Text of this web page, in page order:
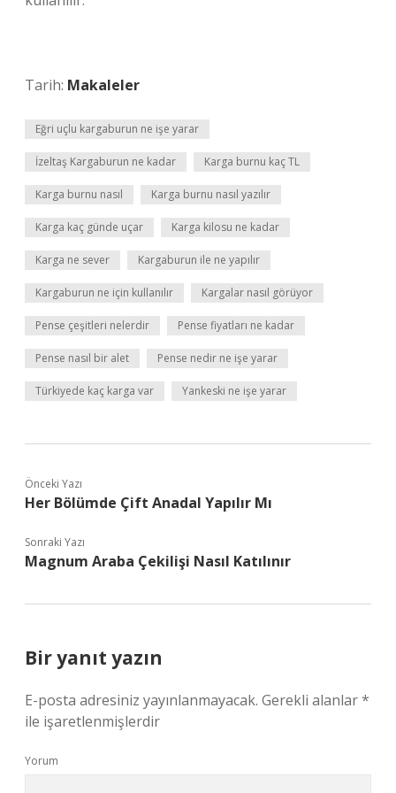
Tarih: Makaleler
Eğri uçlu kargaburun ne işe yarar
İzeltaş Kargaburun ne kadar Karga burnu kaç TL
Karga burnu nasıl Karga burnu nasıl yazılır
Karga kaç günde uçar Karga kilosu ne kadar
Karga ne sever Kargaburun ile ne yapılır
Kargaburun ne için kullanılır Kargalar nasıl görüyor
Pense çeşitleri nelerdir Pense fiyatları ne kadar
Pense nasıl bir alet Pense nedir ne işe yarar
Türkiyede kaç karga var Yankeski ne işe yarar
Önceki Yazı
Her Bölümde Çift Anadal Yapılır Mı
Sonraki Yazı
Magnum Araba Çekilişi Nasıl Katılınır
Bir yanıt yazın
E-posta adresiniz yayınlanmayacak. Gerekli alanlar*
ile işaretlenmişlerdir
Yorum